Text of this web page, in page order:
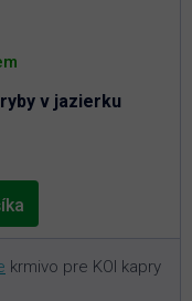
v jazierku
krmivo pre KOI kapry